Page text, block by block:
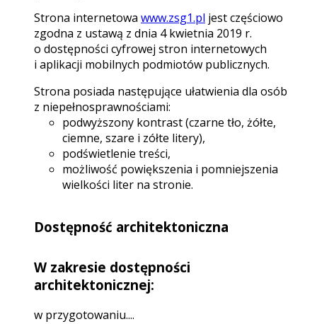
Strona internetowa www.zsg1.pl jest częściowo
zgodna z ustawą z dnia 4 kwietnia 2019 r.
o dostępności cyfrowej stron internetowych
i aplikacji mobilnych podmiotów publicznych.
Strona posiada następujące ułatwienia dla osób
z niepełnosprawnościami:
podwyższony kontrast (czarne tło, żółte,
ciemne, szare i zółte litery),
podświetlenie treści,
możliwość powiększenia i pomniejszenia
wielkości liter na stronie.
Dostępność architektoniczna
W zakresie dostępności
architektonicznej:
w przygotowaniu....